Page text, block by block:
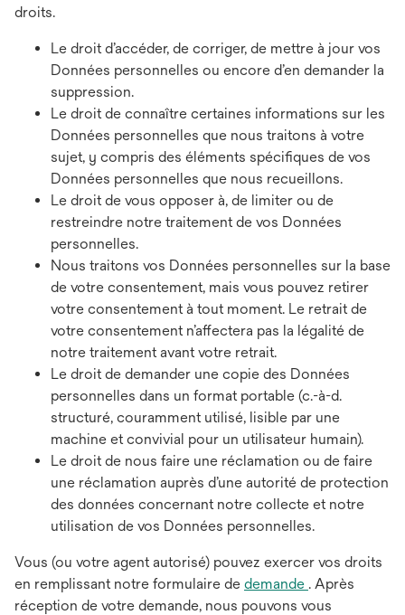
droits.
Le droit d’accéder, de corriger, de mettre à jour vos
Données personnelles ou encore d’en demander la
suppression.
Le droit de connaître certaines informations sur les
Données personnelles que nous traitons à votre
sujet, y compris des éléments spécifiques de vos
Données personnelles que nous recueillons.
Le droit de vous opposer à, de limiter ou de
restreindre notre traitement de vos Données
personnelles.
Nous traitons vos Données personnelles sur la base
de votre consentement, mais vous pouvez retirer
votre consentement à tout moment. Le retrait de
votre consentement n’affectera pas la légalité de
notre traitement avant votre retrait.
Le droit de demander une copie des Données
personnelles dans un format portable (c.-à-d.
structuré, couramment utilisé, lisible par une
machine et convivial pour un utilisateur humain).
Le droit de nous faire une réclamation ou de faire
une réclamation auprès d’une autorité de protection
des données concernant notre collecte et notre
utilisation de vos Données personnelles.
Vous (ou votre agent autorisé) pouvez exercer vos droits
en remplissant notre formulaire de demande . Après
réception de votre demande, nous pouvons vous